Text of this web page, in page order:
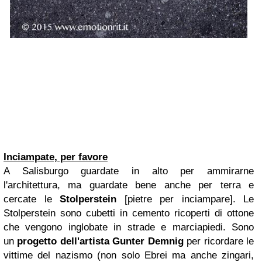
Inciampate, per favore
A Salisburgo guardate in alto per ammirarne
l'architettura, ma guardate bene anche per terra e
cercate le Stolperstein [pietre per inciampare]. Le
Stolperstein sono cubetti in cemento ricoperti di ottone
che vengono inglobate in strade e marciapiedi. Sono
un progetto dell'artista Gunter Demnigper ricordare le
vittime del nazismo (non solo Ebrei ma anche zingari,